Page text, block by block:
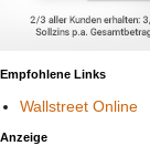
Empfohlene Links
Wallstreet Online
Anzeige